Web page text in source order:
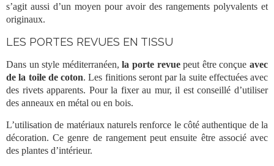
s’agit aussi d’un moyen pour avoir des rangements polyvalents et
originaux.
LES PORTES REVUES EN TISSU
Dans un style méditerranéen,la porte revuepeut être conçueavec
de la toile de coton. Les finitions seront par la suite effectuées avec
des rivets apparents. Pour la fixer au mur, il est conseillé d’utiliser
des anneaux en métal ou en bois.
L’utilisation de matériaux naturels renforce le côté authentique de la
décoration. Ce genre de rangement peut ensuite être associé avec
des plantes d’intérieur.